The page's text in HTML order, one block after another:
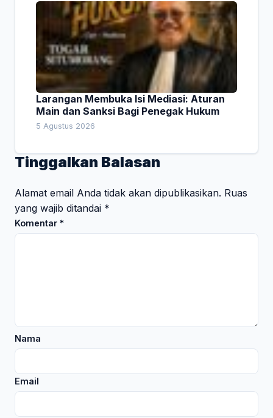
Larangan Membuka Isi Mediasi: Aturan
Main dan Sanksi Bagi Penegak Hukum
5 Agustus 2026
Tinggalkan Balasan
Alamat email Anda tidak akan dipublikasikan. Ruas
yang wajib ditandai *
Komentar *
Nama
Email